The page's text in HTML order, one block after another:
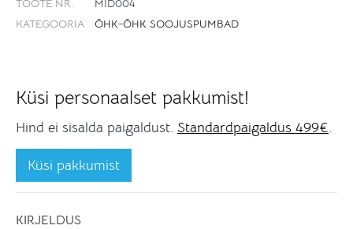
TOOTE NR.
MID004
КATEGOORIA
ÕHK-ÕHK SOOJUSPUMBAD
Küsi personaalset pakkumist!
Hind ei sisalda paigaldust. Standardpaigaldus 499€.
Küsi pakkumist
KIRJELDUS